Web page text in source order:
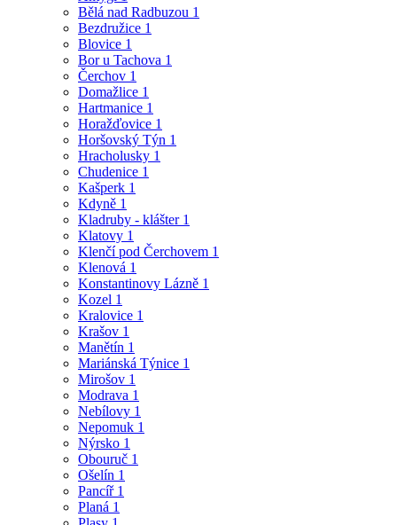
Bělá nad Radbuzou 1
Bezdružice 1
Blovice 1
Bor u Tachova 1
Čerchov 1
Domažlice 1
Hartmanice 1
Horažďovice 1
Horšovský Týn 1
Hracholusky 1
Chudenice 1
Kašperk 1
Kdyně 1
Kladruby - klášter 1
Klatovy 1
Klenčí pod Čerchovem 1
Klenová 1
Konstantinovy Lázně 1
Kozel 1
Kralovice 1
Krašov 1
Manětín 1
Mariánská Týnice 1
Mirošov 1
Modrava 1
Nebílovy 1
Nepomuk 1
Nýrsko 1
Obouruč 1
Ošelín 1
Pancíř 1
Planá 1